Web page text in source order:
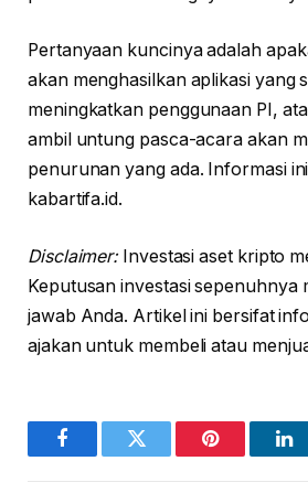
Pertanyaan kuncinya adalah
akan menghasilkan aplikasi yang
meningkatkan penggunaan PI,
ambil untung pasca-acara akan
penurunan yang ada. Informasi
kabartifa.id.
Disclaimer:Investasi aset kripto
Keputusan investasi sepenuhnya
jawab Anda. Artikel ini bersifat
ajakan untuk membeli atau
FacebookTwitter Pinterest